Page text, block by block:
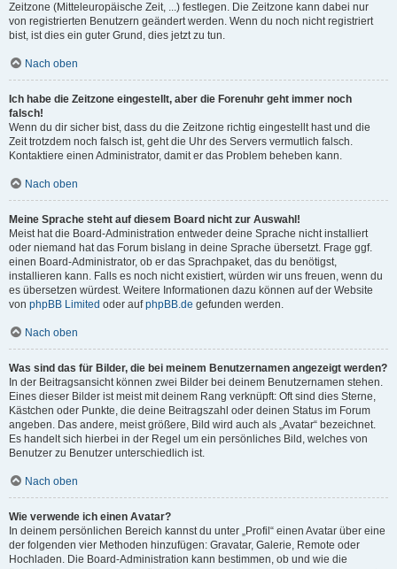
Zeitzone (Mitteleuropäische Zeit, ...) festlegen. Die Zeitzone kann dabei nur
von registrierten Benutzern geändert werden. Wenn du noch nicht registriert
bist, ist dies ein guter Grund, dies jetzt zu tun.
Nach oben
Ich habe die Zeitzone eingestellt, aber die Forenuhr geht immer noch
falsch!
Wenn du dir sicher bist, dass du die Zeitzone richtig eingestellt hast und die
Zeit trotzdem noch falsch ist, geht die Uhr des Servers vermutlich falsch.
Kontaktiere einen Administrator, damit er das Problem beheben kann.
Nach oben
Meine Sprache steht auf diesem Board nicht zur Auswahl!
Meist hat die Board-Administration entweder deine Sprache nicht installiert
oder niemand hat das Forum bislang in deine Sprache übersetzt. Frage ggf.
einen Board-Administrator, ob er das Sprachpaket, das du benötigst,
installieren kann. Falls es noch nicht existiert, würden wir uns freuen, wenn du
es übersetzen würdest. Weitere Informationen dazu können auf der Website
von phpBB Limited oder aufphpBB.de gefunden werden.
Nach oben
Was sind das für Bilder, die bei meinem Benutzernamen angezeigt werden?
In der Beitragsansicht können zwei Bilder bei deinem Benutzernamen stehen.
Eines dieser Bilder ist meist mit deinem Rang verknüpft: Oft sind dies Sterne,
Kästchen oder Punkte, die deine Beitragszahl oder deinen Status im Forum
angeben. Das andere, meist größere, Bild wird auch als „Avatar“ bezeichnet.
Es handelt sich hierbei in der Regel um ein persönliches Bild, welches von
Benutzer zu Benutzer unterschiedlich ist.
Nach oben
Wie verwende ich einen Avatar?
In deinem persönlichen Bereich kannst du unter „Profil“ einen Avatar über eine
der folgenden vier Methoden hinzufügen: Gravatar, Galerie, Remote oder
Hochladen. Die Board-Administration kann bestimmen, ob und wie die